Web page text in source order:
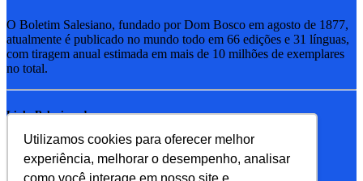
Utilizamos cookies para oferecer melhor
experiência, melhorar o desempenho, analisar
como você interage em nosso site e
O Boletim Salesiano, fundado por Dom Bosco em agosto de 1877,
atualmente é publicado no mundo todo em 66 edições e 31 línguas,
com tiragem anual estimada em mais de 10 milhões de exemplares
no total.
Links Relacionados
RSB - Rede Salesiana Brasil
EDEBE - Editora
UPV - União pela Vida